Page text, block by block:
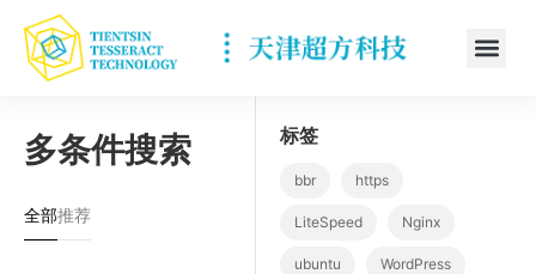
多条件搜索
全部推荐
标签
bbr https
LiteSpeed Nginx
ubuntu WordPress